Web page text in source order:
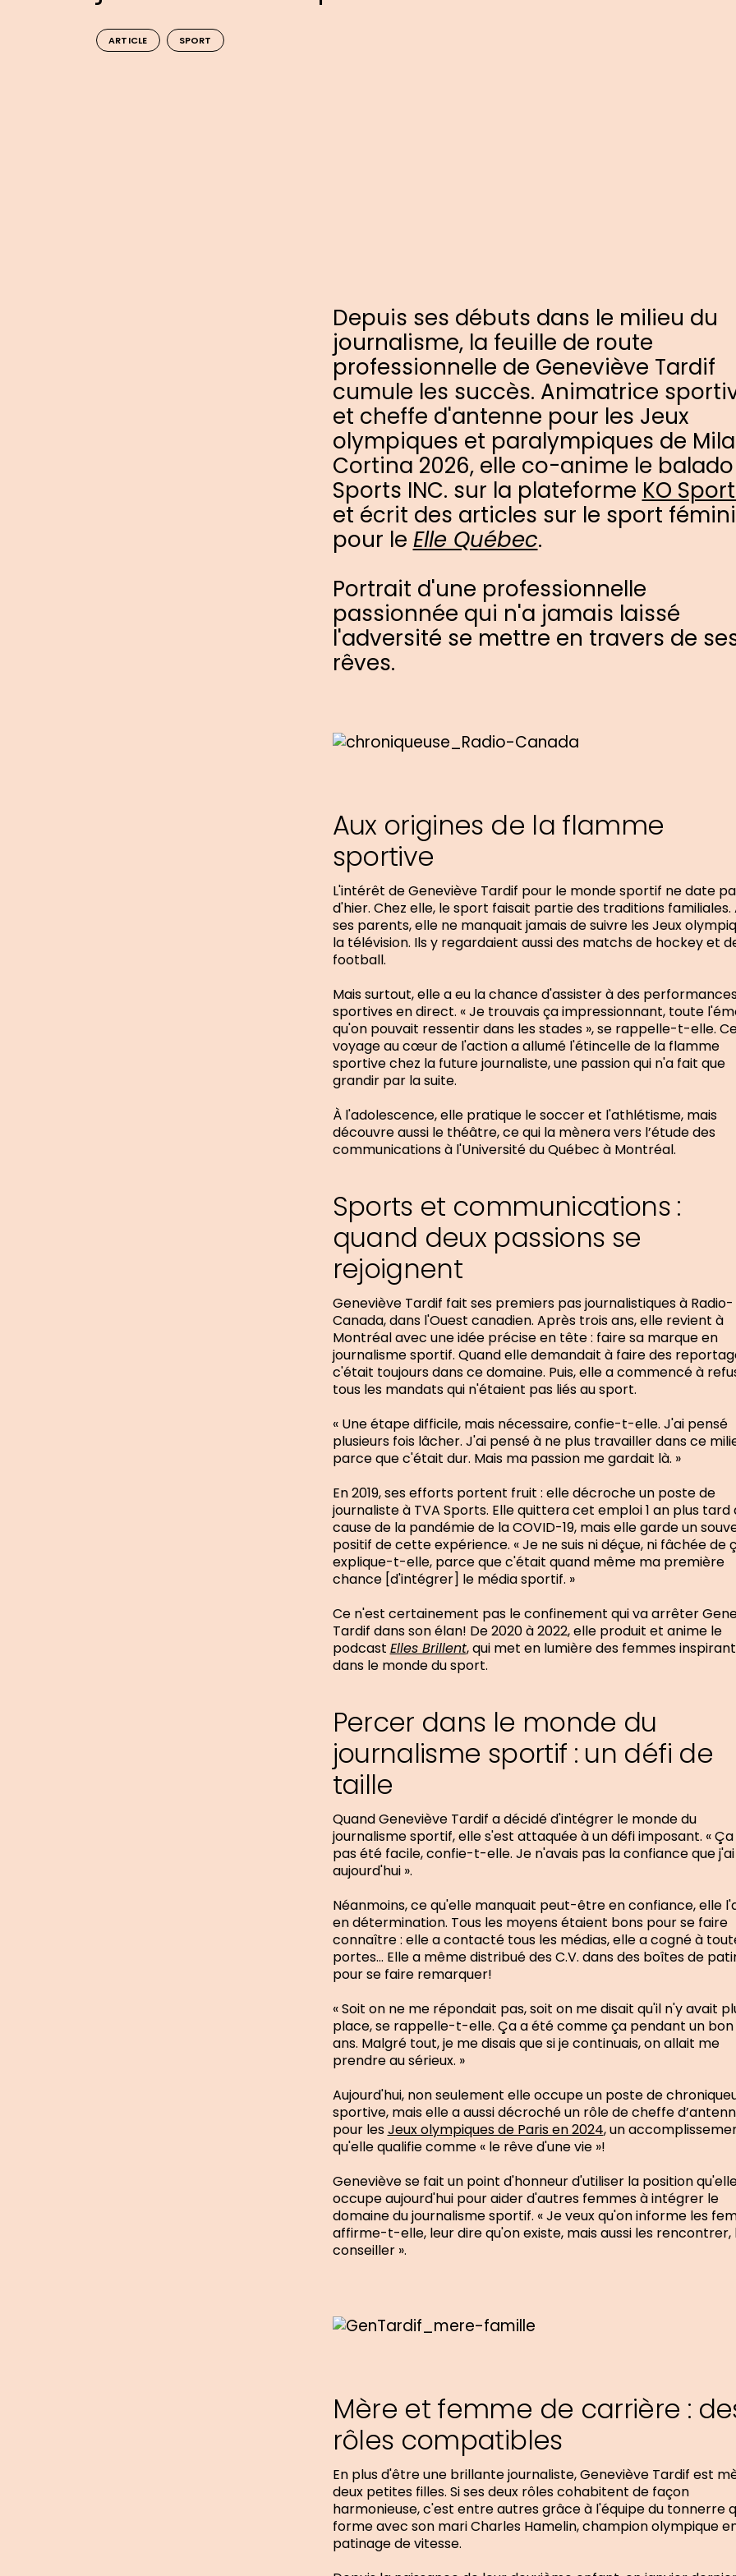
ARTICLE SPORT
Depuis ses débuts dans le milieu du
journalisme, la feuille de route
professionnelle de Geneviève Tardif
cumule les succès. Animatrice
et cheffe d'antenne pour les Jeux
olympiques et paralympiques de
Cortina 2026, elle co-anime le balado
Sports INC. sur la plateforme KO
et écrit des articles sur le sport
pour le Elle Québec.
Portrait d'une professionnelle
passionnée qui n'a jamais laissé
l'adversité se mettre en travers de
rêves.
Aux origines de la flamme
sportive
L'intérêt de Geneviève Tardif pour le monde sportif ne date
d'hier. Chez elle, le sport faisait partie des traditions familiales.
ses parents, elle ne manquait jamais de suivre les Jeux
la télévision. Ils y regardaient aussi des matchs de hockey et
football.
Mais surtout, elle a eu la chance d'assister à des
sportives en direct. « Je trouvais ça impressionnant, toute
qu'on pouvait ressentir dans les stades », se rappelle-t-elle.
voyage au cœur de l'action a allumé l'étincelle de la flamme
sportive chez la future journaliste, une passion qui n'a fait que
grandir par la suite.
À l'adolescence, elle pratique le soccer et l'athlétisme, mais
découvre aussi le théâtre, ce qui la mènera vers l’étude des
communications à l'Université du Québec à Montréal.
Sports et communications :
quand deux passions se
rejoignent
Geneviève Tardif fait ses premiers pas journalistiques à Radio-
Canada, dans l'Ouest canadien. Après trois ans, elle revient à
Montréal avec une idée précise en tête : faire sa marque en
journalisme sportif. Quand elle demandait à faire des
c'était toujours dans ce domaine. Puis, elle a commencé à
tous les mandats qui n'étaient pas liés au sport.
« Une étape difficile, mais nécessaire, confie-t-elle. J'ai pensé
plusieurs fois lâcher. J'ai pensé à ne plus travailler dans ce
parce que c'était dur. Mais ma passion me gardait là. »
En 2019, ses efforts portent fruit : elle décroche un poste de
journaliste à TVA Sports. Elle quittera cet emploi 1 an plus tard
cause de la pandémie de la COVID-19, mais elle garde un
positif de cette expérience. « Je ne suis ni déçue, ni fâchée de
explique-t-elle, parce que c'était quand même ma première
chance [d'intégrer] le média sportif. »
Ce n'est certainement pas le confinement qui va arrêter
Tardif dans son élan! De 2020 à 2022, elle produit et anime le
podcast Elles Brillent, qui met en lumière des femmes
dans le monde du sport.
Percer dans le monde du
journalisme sportif : un défi de
taille
Quand Geneviève Tardif a décidé d'intégrer le monde du
journalisme sportif, elle s'est attaquée à un défi imposant. «
pas été facile, confie-t-elle. Je n'avais pas la confiance que j'ai
aujourd'hui ».
Néanmoins, ce qu'elle manquait peut-être en confiance, elle
en détermination. Tous les moyens étaient bons pour se faire
connaître : elle a contacté tous les médias, elle a cogné à
portes… Elle a même distribué des C.V. dans des boîtes de
pour se faire remarquer!
« Soit on ne me répondait pas, soit on me disait qu'il n'y avait
place, se rappelle-t-elle. Ça a été comme ça pendant un bon
ans. Malgré tout, je me disais que si je continuais, on allait me
prendre au sérieux. »
Aujourd'hui, non seulement elle occupe un poste de
sportive, mais elle a aussi décroché un rôle de cheffe
pour lesJeux olympiques de Paris en 2024, un
qu'elle qualifie comme « le rêve d'une vie »!
Geneviève se fait un point d'honneur d'utiliser la position
occupe aujourd'hui pour aider d'autres femmes à intégrer le
domaine du journalisme sportif. « Je veux qu'on informe les
affirme-t-elle, leur dire qu'on existe, mais aussi les rencontrer,
conseiller ».
Mère et femme de carrière :
rôles compatibles
En plus d'être une brillante journaliste, Geneviève Tardif est
deux petites filles. Si ses deux rôles cohabitent de façon
harmonieuse, c'est entre autres grâce à l'équipe du tonnerre
forme avec son mari Charles Hamelin, champion olympique
patinage de vitesse.